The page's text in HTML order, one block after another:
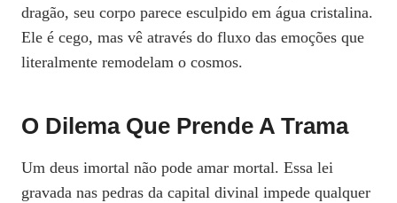
dragão, seu corpo parece esculpido em água cristalina.
Ele é cego, mas vê através do fluxo das emoções que
literalmente remodelam o cosmos.
O Dilema Que Prende A Trama
Um deus imortal não pode amar mortal. Essa lei
gravada nas pedras da capital divinal impede qualquer